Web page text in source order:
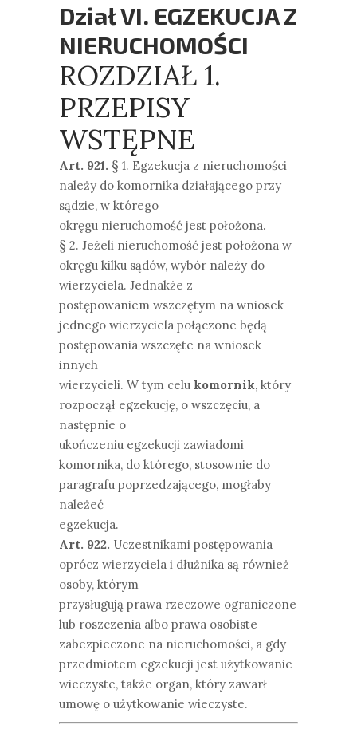
Dział VI. EGZEKUCJA Z
NIERUCHOMOŚCI
ROZDZIAŁ 1.
PRZEPISY
WSTĘPNE
Art. 921. § 1. Egzekucja z nieruchomości
należy do komornika działającego przy
sądzie, w którego
okręgu nieruchomość jest położona.
§ 2. Jeżeli nieruchomość jest położona w
okręgu kilku sądów, wybór należy do
wierzyciela. Jednakże z
postępowaniem wszczętym na wniosek
jednego wierzyciela połączone będą
postępowania wszczęte na wniosek
innych
wierzycieli. W tym celu komornik, który
rozpoczął egzekucję, o wszczęciu, a
następnie o
ukończeniu egzekucji zawiadomi
komornika, do którego, stosownie do
paragrafu poprzedzającego, mogłaby
należeć
egzekucja.
Art. 922. Uczestnikami postępowania
oprócz wierzyciela i dłużnika są również
osoby, którym
przysługują prawa rzeczowe ograniczone
lub roszczenia albo prawa osobiste
zabezpieczone na nieruchomości, a gdy
przedmiotem egzekucji jest użytkowanie
wieczyste, także organ, który zawarł
umowę o użytkowanie wieczyste.